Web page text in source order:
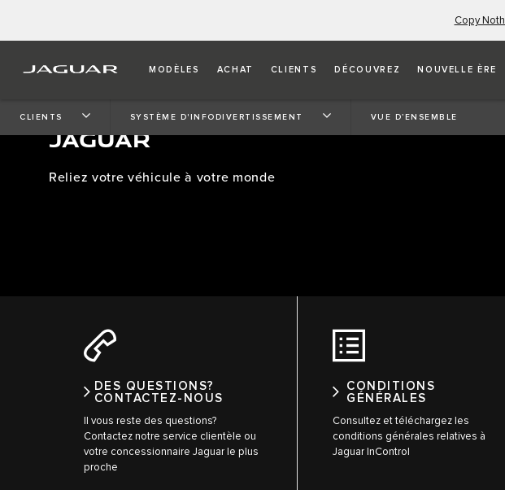
Copy
MODÈLES ACHAT CLIENTS DÉCOUVREZ NOUVELLE ÈRE
CLIENTS SYSTÈME D'INFODIVERTISSEMENT VUE D’ENSEMBLE
VOS SERVICES CONNECTÉS
JAGUAR
Reliez votre véhicule à votre monde
DES QUESTIONS?
CONTACTEZ-NOUS
Il vous reste des questions?
Contactez notre service clientèle ou
votre concessionnaire Jaguar le plus
proche
CONDITIONS
GÉNÉRALES
Consultez et téléchargez les
conditions générales relatives à
Jaguar InControl